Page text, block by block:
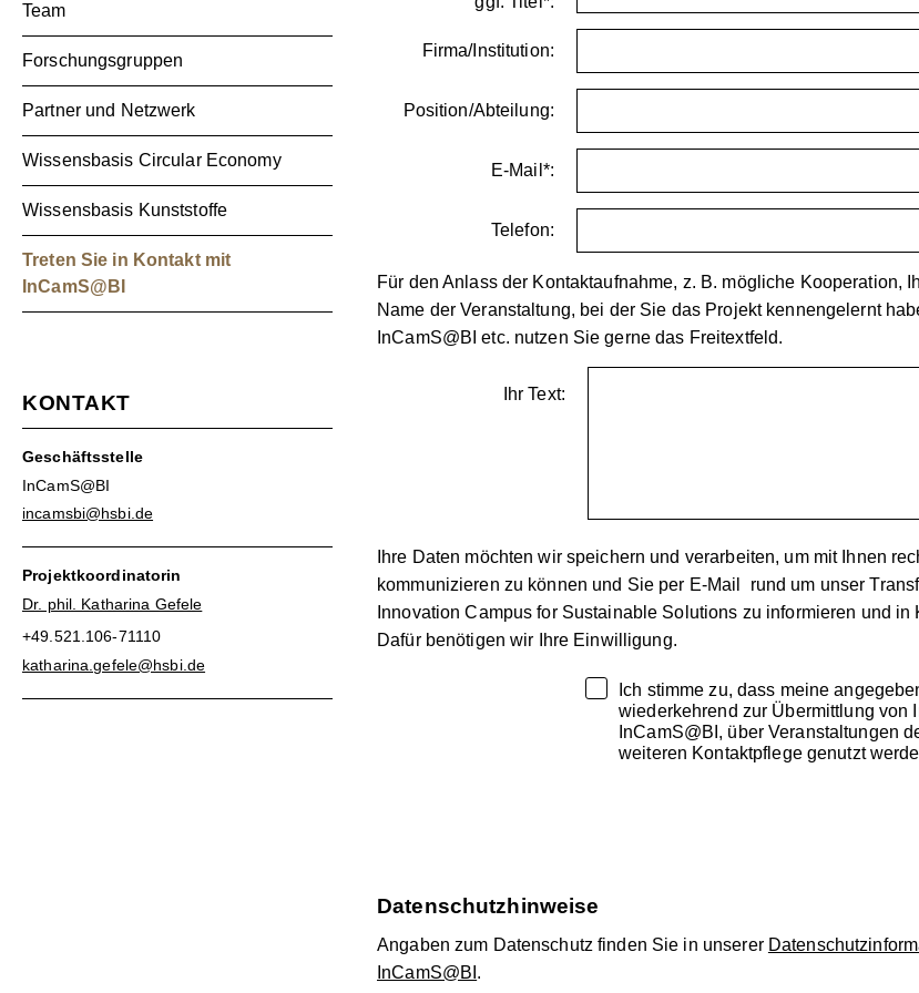
Firma/Institution:
Position/Abteilung:
E-Mail*:
Telefon:
Für den Anlass der Kontaktaufnahme, z. B. mögliche Kooperation,
Name der Veranstaltung, bei der Sie das Projekt kennengelernt
InCamS@BI etc. nutzen Sie gerne das Freitextfeld.
Ihr Text:
Ihre Daten möchten wir speichern und verarbeiten, um mit Ihnen
kommunizieren zu können und Sie per E-Mail rund um unser
Innovation Campus for Sustainable Solutions zu informieren und in
Dafür benötigen wir Ihre Einwilligung.
Ich stimme zu, dass meine
wiederkehrend zur Übermittlung von
InCamS@BI, über Veranstaltungen
weiteren Kontaktpflege genutzt
Datenschutzhinweise
Angaben zum Datenschutz finden Sie in unserer
InCamS@BI .
Team
Forschungsgruppen
Partner und Netzwerk
Wissensbasis Circular Economy
Wissensbasis Kunststoffe
Treten Sie in Kontakt mit
InCamS@BI
KONTAKT
Geschäftsstelle
InCamS@BI
incamsbi@hsbi.de
Projektkoordinatorin
Dr. phil. Katharina Gefele
+49.521.106-71110
katharina.gefele@hsbi.de